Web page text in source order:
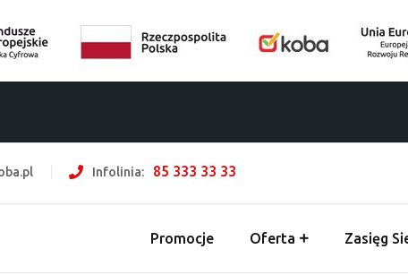
Infolinia: 85 333 33 33
Promocje Oferta Zasięg